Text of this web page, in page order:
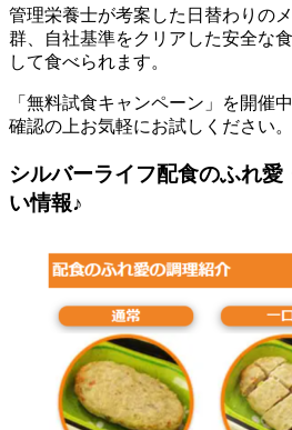
管理栄養士が考案した日替わりの
群、自社基準をクリアした安全な
して食べられます。
「無料試食キャンペーン」を開催
確認の上お気軽にお試しください。
シルバーライフ配食のふれ愛
い情報♪